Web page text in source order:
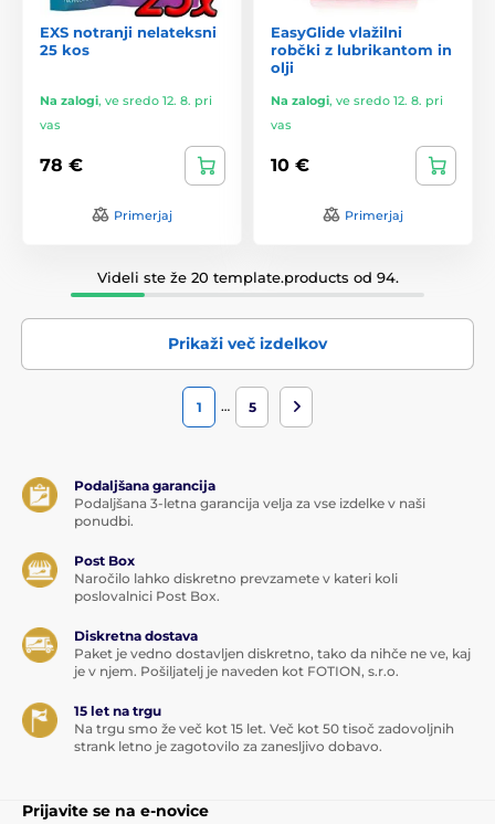
EXS notranji nelateksni
25 kos
Na zalogi, ve sredo 12. 8. pri
vas
78 €
Primerjaj
EasyGlide vlažilni
robčki z lubrikantom in
olji
Na zalogi, ve sredo 12. 8. pri
vas
10 €
Primerjaj
Videli ste že 20 template.products od 94.
Prikaži več izdelkov
1 … 5
Podaljšana garancija
Podaljšana 3-letna garancija velja za vse izdelke v naši
ponudbi.
Post Box
Naročilo lahko diskretno prevzamete v kateri koli
poslovalnici Post Box.
Diskretna dostava
Paket je vedno dostavljen diskretno, tako da nihče ne ve, kaj
je v njem. Pošiljatelj je naveden kot FOTION, s.r.o.
15 let na trgu
Na trgu smo že več kot 15 let. Več kot 50 tisoč zadovoljnih
strank letno je zagotovilo za zanesljivo dobavo.
Prijavite se na e-novice